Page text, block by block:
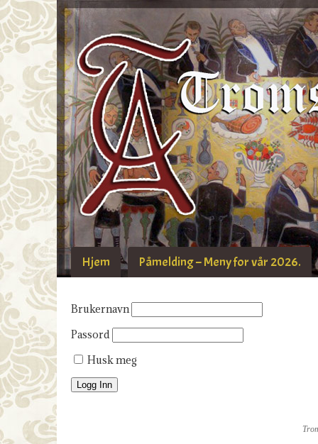
Hjem Påmelding – Meny for vår 2026.
Brukernavn
Passord
Husk meg